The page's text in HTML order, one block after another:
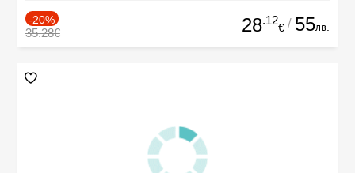
-20%
35.28€ 28.12
€ / 55лв.